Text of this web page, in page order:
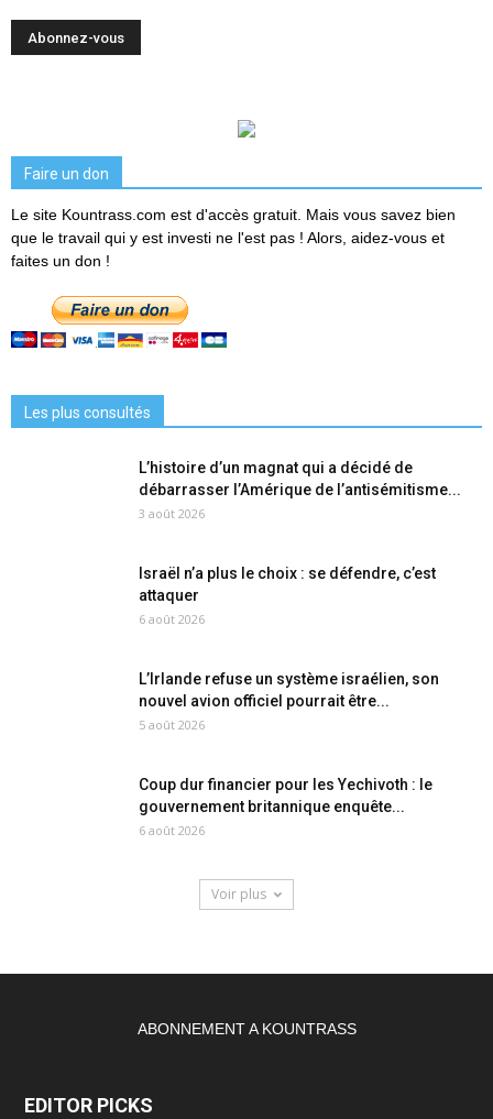
Faire un don
Le site Kountrass.com est d'accès gratuit. Mais vous savez bien
que le travail qui y est investi ne l'est pas ! Alors, aidez-vous et
faites un don !
Les plus consultés
L’histoire d’un magnat qui a décidé de
débarrasser l’Amérique de l’antisémitisme...
3 août 2026
Israël n’a plus le choix : se défendre, c’est
attaquer
6 août 2026
L’Irlande refuse un système israélien, son
nouvel avion officiel pourrait être...
5 août 2026
Coup dur financier pour les Yechivoth : le
gouvernement britannique enquête...
6 août 2026
Voir plus
ABONNEMENT A KOUNTRASS
EDITOR PICKS